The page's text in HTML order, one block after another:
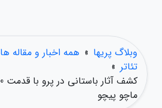
وبلاگ پریها » همه اخبار و مقاله ها
تئاتر »
ماچو پیچو